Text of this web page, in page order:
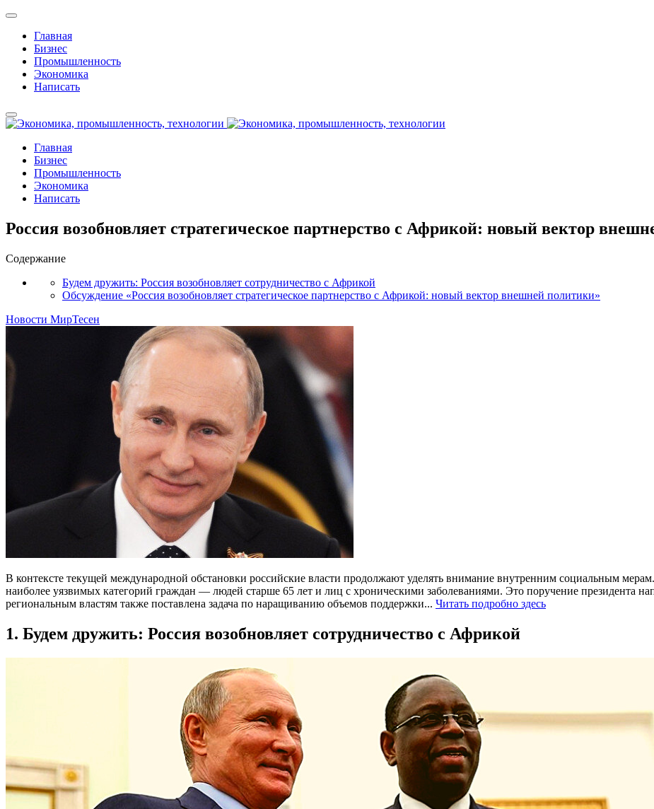
Главная
Бизнес
Промышленность
Экономика
Написать
Главная
Бизнес
Промышленность
Экономика
Написать
Россия возобновляет стратегическое партнерство с Африкой: новый вектор
Содержание
Будем дружить: Россия возобновляет сотрудничество с Африкой
Обсуждение «Россия возобновляет стратегическое партнерство с Африкой: новый вектор внешней политики»
Новости МирТесен
В контексте текущей международной обстановки российские власти продолжают уделять внимание внутренним социальным
наиболее уязвимых категорий граждан — людей старше 65 лет и лиц с хроническими заболеваниями. Это поручение президента
региональным властям также поставлена задача по наращиванию объемов поддержки... Читать подробно здесь
1. Будем дружить: Россия возобновляет сотрудничество с Африкой